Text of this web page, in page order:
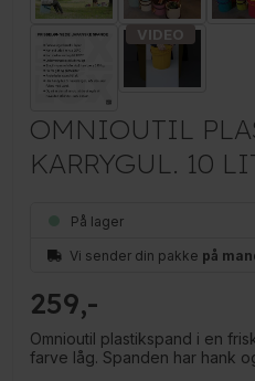
OMNIOUTIL
KARRYGUL. 10
På lager
Vi sender din pakke på
259
Omnioutil plastikspand i en
farve låg. Spanden har hank